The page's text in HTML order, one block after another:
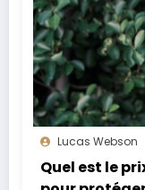
Lucas Webson
Quel est le